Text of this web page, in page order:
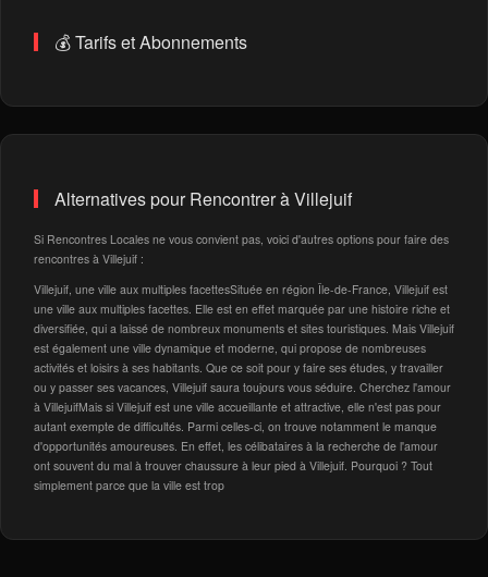
💰 Tarifs et Abonnements
Alternatives pour Rencontrer à Villejuif
Si Rencontres Locales ne vous convient pas, voici d'autres options pour faire des
rencontres à Villejuif :
Villejuif, une ville aux multiples facettesSituée en région Île-de-France, Villejuif est
une ville aux multiples facettes. Elle est en effet marquée par une histoire riche et
diversifiée, qui a laissé de nombreux monuments et sites touristiques. Mais Villejuif
est également une ville dynamique et moderne, qui propose de nombreuses
activités et loisirs à ses habitants. Que ce soit pour y faire ses études, y travailler
ou y passer ses vacances, Villejuif saura toujours vous séduire. Cherchez l'amour
à VillejuifMais si Villejuif est une ville accueillante et attractive, elle n'est pas pour
autant exempte de difficultés. Parmi celles-ci, on trouve notamment le manque
d'opportunités amoureuses. En effet, les célibataires à la recherche de l'amour
ont souvent du mal à trouver chaussure à leur pied à Villejuif. Pourquoi ? Tout
simplement parce que la ville est trop